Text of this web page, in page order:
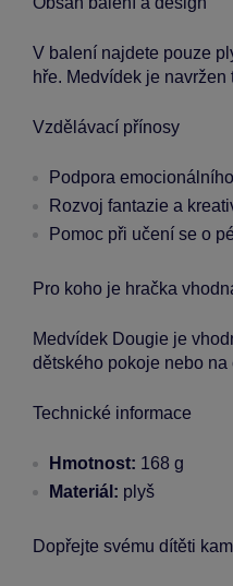
V balení najdete pouze
hře. Medvídek je
Vzdělávací přínosy
Podpora
Rozvoj fantazie a
Pomoc při učení se o
Pro koho je hračka
Medvídek Dougie je
dětského pokoje nebo na
Technické informace
Hmotnost: 168 g
Materiál: plyš
Dopřejte svému dítěti